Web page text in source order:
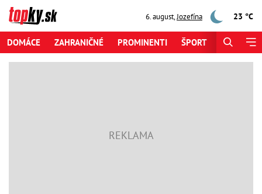
6. august,Jozefína 23 °C
DOMÁCE ZAHRANIČNÉ PROMINENTI ŠPORT